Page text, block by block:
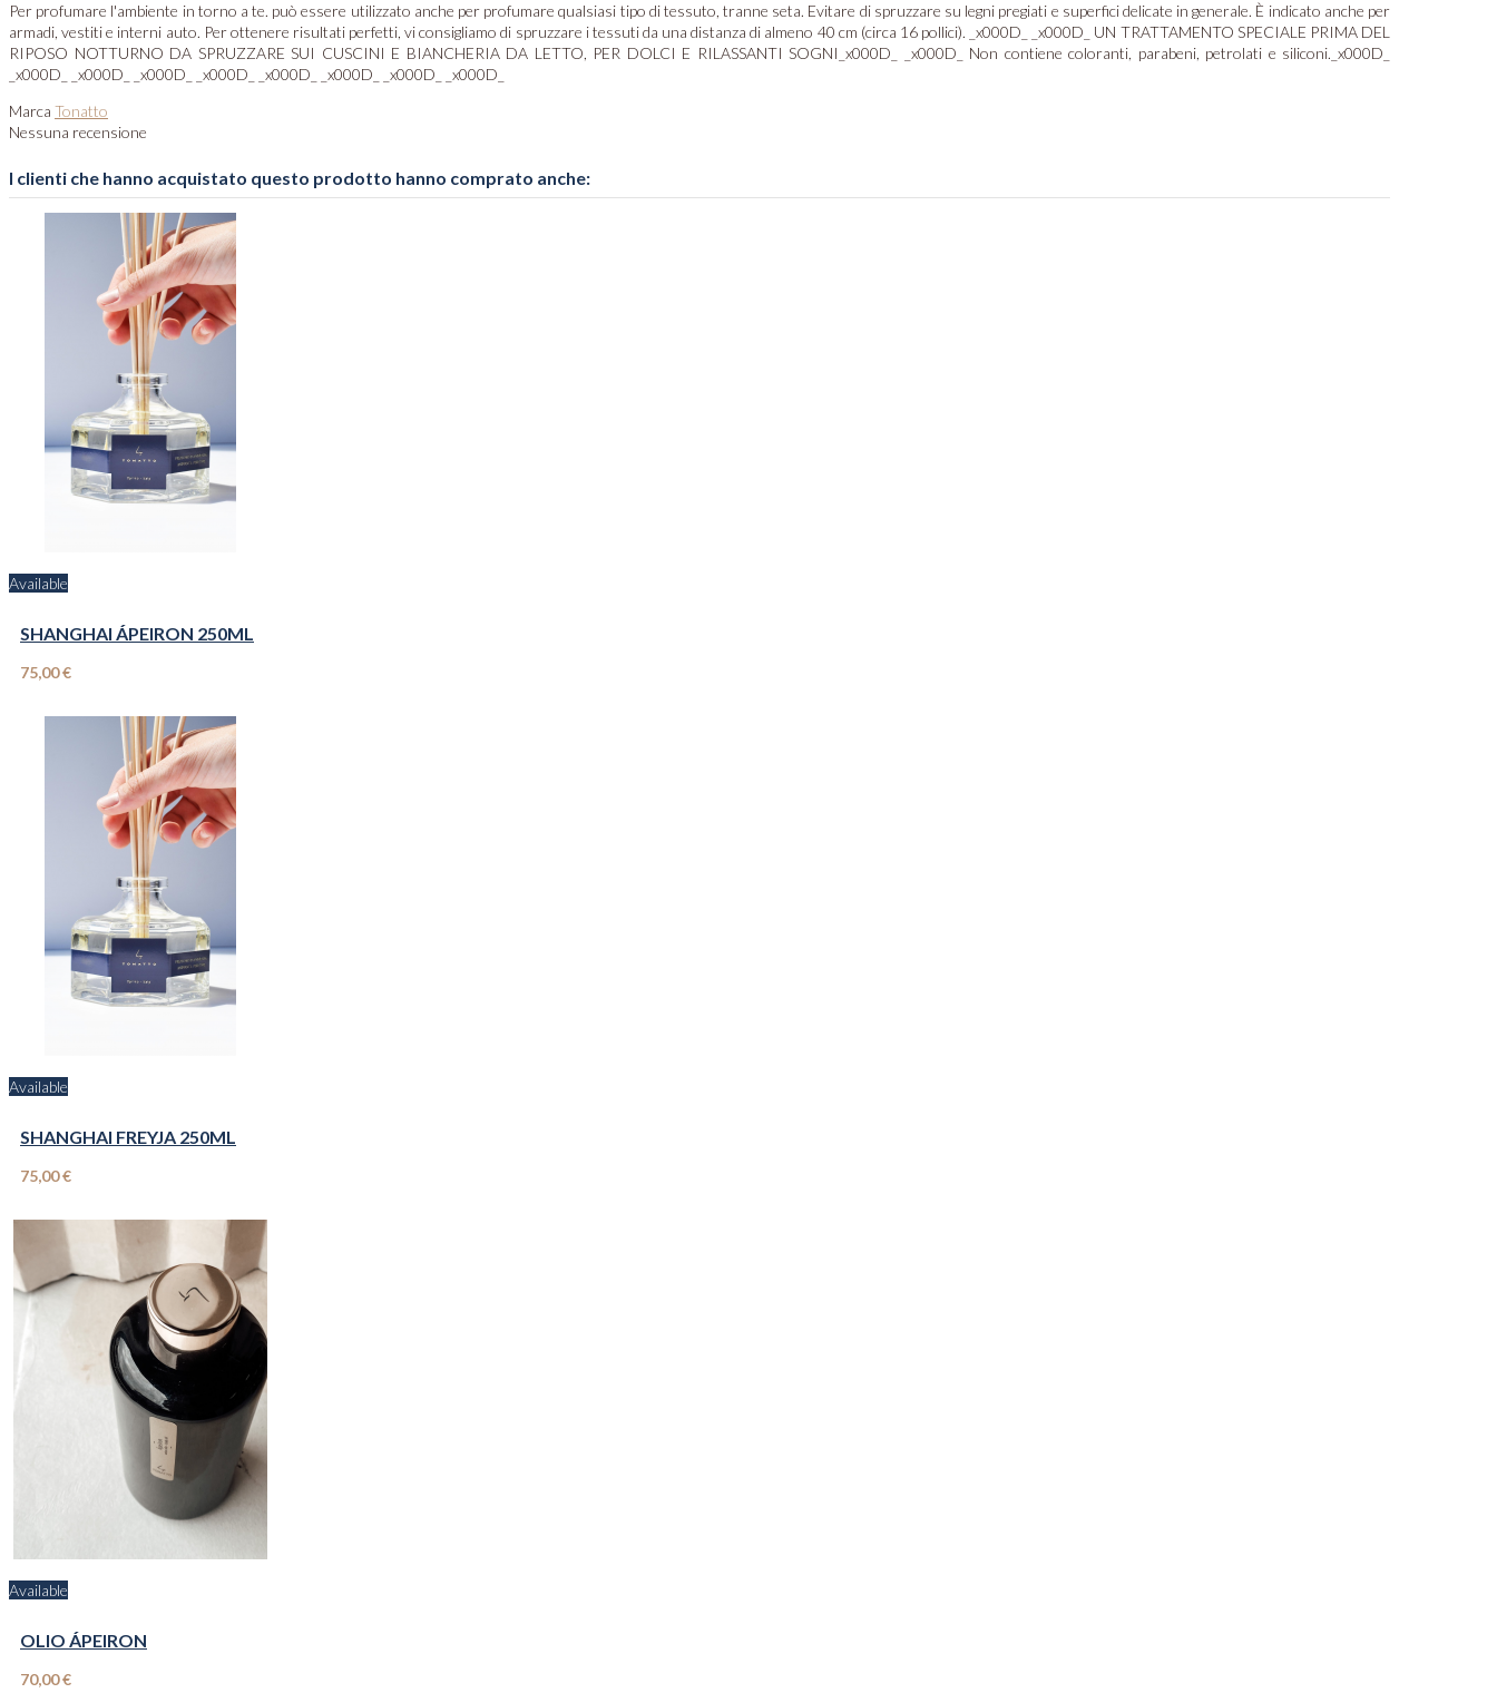
Per profumare l'ambiente in torno a te. può essere utilizzato anche per profumare qualsiasi tipo di tessuto, tranne seta. Evitare di spruzzare su legni pregiati e superfici delicate in generale. È indicato anche per
armadi, vestiti e interni auto. Per ottenere risultati perfetti, vi consigliamo di spruzzare i tessuti da una distanza di almeno 40 cm (circa 16 pollici). _x000D_ _x000D_ UN TRATTAMENTO SPECIALE PRIMA DEL
RIPOSO NOTTURNO DA SPRUZZARE SUI CUSCINI E BIANCHERIA DA LETTO, PER DOLCI E RILASSANTI SOGNI_x000D_ _x000D_ Non contiene coloranti, parabeni, petrolati e siliconi._x000D_
_x000D_ _x000D_ _x000D_ _x000D_ _x000D_ _x000D_ _x000D_ _x000D_
Marca Tonatto
Nessuna recensione
I clienti che hanno acquistato questo prodotto hanno comprato anche:
Available
SHANGHAI ÁPEIRON 250ML
75,00 €
Available
SHANGHAI FREYJA 250ML
75,00 €
Available
OLIO ÁPEIRON
70,00 €